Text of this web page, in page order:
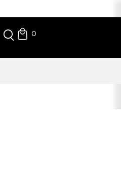
0